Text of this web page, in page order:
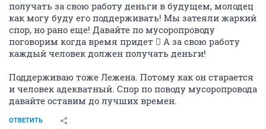
получать за свою работу деньги в будущем, молодец
как могу буду его поддерживать! Мы затеяли жаркий
спор, но рано еще! Давайте по мусоропроводу
поговорим когда время придет  А за свою работу
каждый человек должен получать деньги!
Поддерживаю тоже Лежена. Потому как он старается
и человек адекватный. Спор по поводу мусоропровода
давайте оставим до лучших времен.
ОТВЕТИТЬ